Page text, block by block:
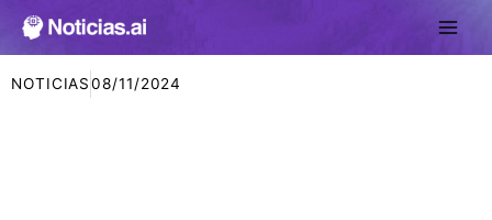
NOTICIAS 08/11/2024